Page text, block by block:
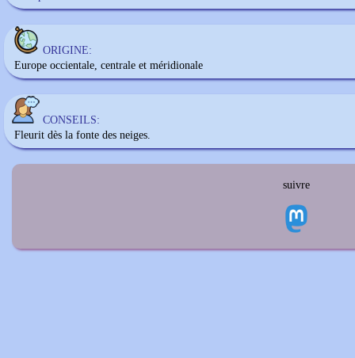
ORIGINE:
Europe occientale, centrale et méridionale
CONSEILS:
Fleurit dès la fonte des neiges.
suivre